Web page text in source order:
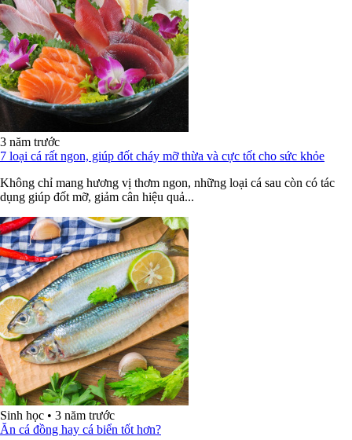
3 năm trước
7 loại cá rất ngon, giúp đốt cháy mỡ thừa và cực tốt cho sức khỏe
Không chỉ mang hương vị thơm ngon, những loại cá sau còn có tác
dụng giúp đốt mỡ, giảm cân hiệu quả...
Sinh học • 3 năm trước
Ăn cá đồng hay cá biển tốt hơn?